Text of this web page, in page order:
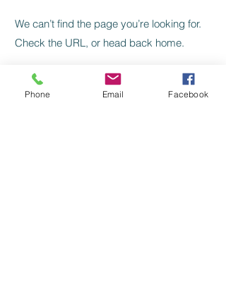
We can’t find the page you’re looking for.
Check the URL, or head back home.
Go Home
Phone Email Facebook